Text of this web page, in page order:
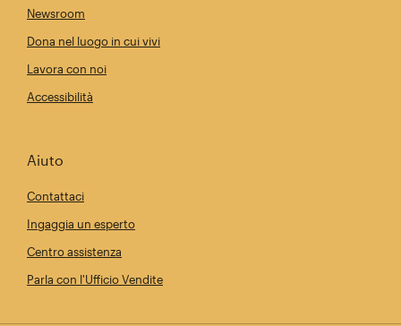
Newsroom
Dona nel luogo in cui vivi
Lavora con noi
Accessibilità
Aiuto
Contattaci
Ingaggia un esperto
Centro assistenza
Parla con l'Ufficio Vendite